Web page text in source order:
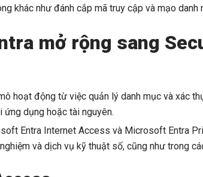
khác như đánh cắp mã truy cập và mạo danh
mở rộng sang
hoạt động từ việc quản lý danh mục và xác
ứng dụng hoặc tài nguyên.
Entra Internet Access và Microsoft Entra
và dịch vụ kỹ thuật số, cũng như trong